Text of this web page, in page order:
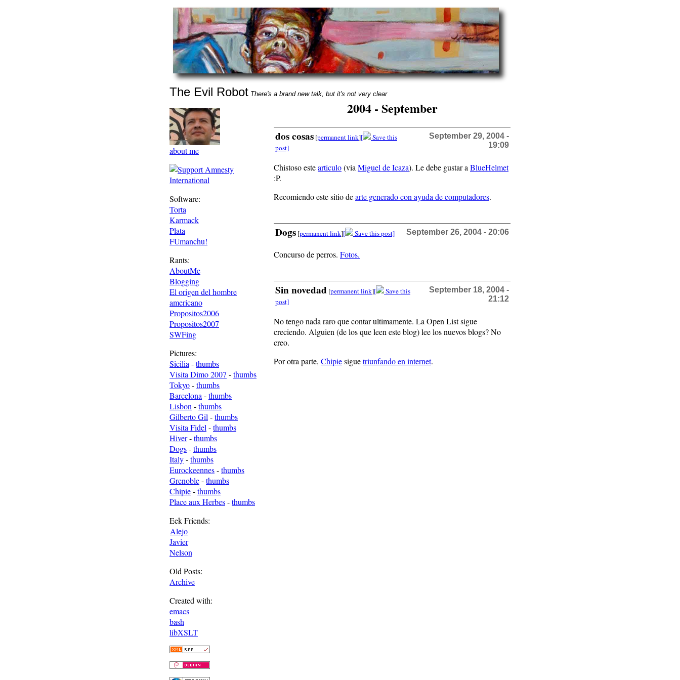
The Evil Robot There's a brand new talk, but it's not very clear
about me
Software:
Torta
Karmack
Plata
FUmanchu!
Rants:
AboutMe
Blogging
El origen del hombre
americano
Propositos2006
Propositos2007
SWFing
Pictures:
Sicilia -thumbs
Visita Dimo 2007 -thumbs
Tokyo-thumbs
Barcelona -thumbs
Lisbon -thumbs
Gilberto Gil -thumbs
Visita Fidel -thumbs
Hiver-thumbs
Dogs-thumbs
Italy-thumbs
Eurockeennes-thumbs
Grenoble-thumbs
Chipie-thumbs
Place aux Herbes-thumbs
Eek Friends:
Alejo
Javier
Nelson
Old Posts:
Archive
Created with:
emacs
bash
libXSLT
2004 - September
dos cosas [permanent link][
Save this
post]
September 29, 2004 -
19:09
Chistoso estearticulo(via Miguel de Icaza). Le debe gustar a BlueHelmet
:P.
Recomiendo este sitio dearte generado con ayuda de computadores.
Dogs [permanent link][ Save this post] September 26, 2004 - 20:06
Concurso de perros. Fotos.
Sin novedad [permanent link][
Save this
post]
September 18, 2004 -
21:12
No tengo nada raro que contar ultimamente. La Open List sigue
creciendo. Alguien (de los que leen este blog) lee los nuevos blogs? No
creo.
Por otra parte, Chipiesiguetriunfando en internet.